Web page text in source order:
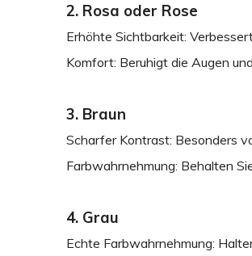
2. Rosa oder Rose
Erhöhte Sichtbarkeit:
Komfort: Beruhigt die Augen
3. Braun
Scharfer Kontrast: Besonders
Farbwahrnehmung: Behalten
4. Grau
Echte Farbwahrnehmung: